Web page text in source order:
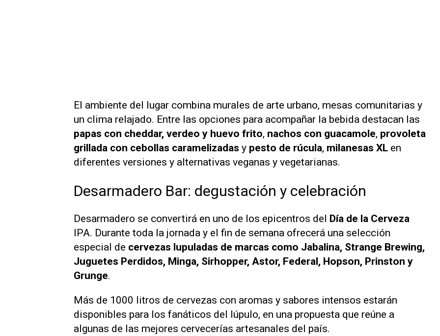
El ambiente del lugar combina murales de arte urbano, mesas comunitarias y
un clima relajado. Entre las opciones para acompañar la bebida destacan las
papas con cheddar, verdeo y huevo frito, nachos con guacamole, provoleta
grillada con cebollas caramelizadas y pesto de rúcula, milanesas XL en
diferentes versiones y alternativas veganas y vegetarianas.
Desarmadero Bar: degustación y celebración
Desarmadero se convertirá en uno de los epicentros del Día de la Cerveza
IPA. Durante toda la jornada y el fin de semana ofrecerá una selección
especial de cervezas lupuladas de marcas como Jabalina, Strange Brewing,
Juguetes Perdidos, Minga, Sirhopper, Astor, Federal, Hopson, Prinston y
Grunge.
Más de 1000 litros de cervezas con aromas y sabores intensos estarán
disponibles para los fanáticos del lúpulo, en una propuesta que reúne a
algunas de las mejores cervecerías artesanales del país.